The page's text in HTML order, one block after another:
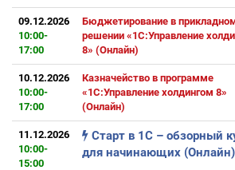
09.12.2026
10:00-
17:00
Бюджетирование в
решении «1С:Управление
8» (Онлайн)
10.12.2026
10:00-
17:00
Казначейство в программе
«1С:Управление холдингом 8»
(Онлайн)
11.12.2026
10:00-
15:00
Старт в 1С – обзорный
для начинающих (Онлайн)